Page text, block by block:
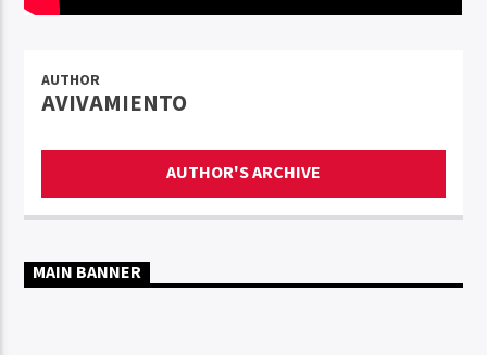
AUTHOR
AVIVAMIENTO
AUTHOR'S ARCHIVE
MAIN BANNER